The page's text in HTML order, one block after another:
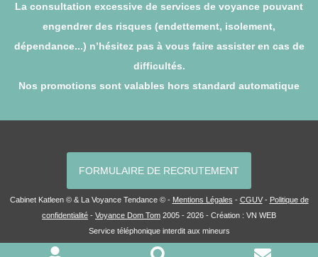
La consultation excessive de services de voyance pouvant
engendrer des risques (endettement, isolement,
dépendance...) n’hésitez pas à vous faire assister en cas de
difficultés.
Nos promotions sont valables hors standard automatique
FORMULAIRE DE RECRUTEMENT
Cabinet Katleen © & La Voyance Tendance © - Mentions Légales - CGUV- Politique de
confidentialité - Voyance Dom Tom 2005 - 2026 - Création : VN WEB
Service téléphonique interdit aux mineurs